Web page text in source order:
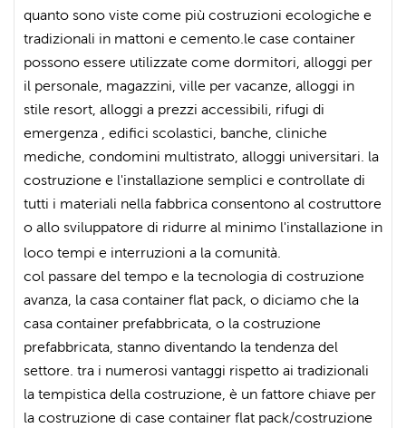
quanto sono viste come più costruzioni ecologiche e
tradizionali in mattoni e cemento.le case container
possono essere utilizzate come dormitori, alloggi per
il personale, magazzini, ville per vacanze, alloggi in
stile resort, alloggi a prezzi accessibili, rifugi di
emergenza , edifici scolastici, banche, cliniche
mediche, condomini multistrato, alloggi universitari. la
costruzione e l'installazione semplici e controllate di
tutti i materiali nella fabbrica consentono al costruttore
o allo sviluppatore di ridurre al minimo l'installazione in
loco tempi e interruzioni a la comunità.
col passare del tempo e la tecnologia di costruzione
avanza, la casa container flat pack, o diciamo che la
casa container prefabbricata, o la costruzione
prefabbricata, stanno diventando la tendenza del
settore. tra i numerosi vantaggi rispetto ai tradizionali
la tempistica della costruzione, è un fattore chiave per
la costruzione di case container flat pack/costruzione